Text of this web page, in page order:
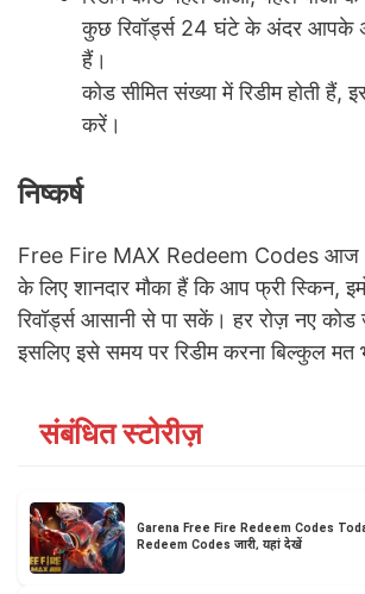
कुछ रिवॉर्ड्स 24 घंटे के अंदर आपके
हैं।
कोड सीमित संख्या में रिडीम होती हैं,
करें।
निष्कर्ष
Free Fire MAX Redeem Codes आज
के लिए शानदार मौका हैं कि आप फ्री स्किन,
रिवॉर्ड्स आसानी से पा सकें। हर रोज़ नए कोड
इसलिए इसे समय पर रिडीम करना बिल्कुल मत
संबंधित स्टोरीज़
Garena Free Fire Redeem Codes
Redeem Codes जारी, यहां देखें